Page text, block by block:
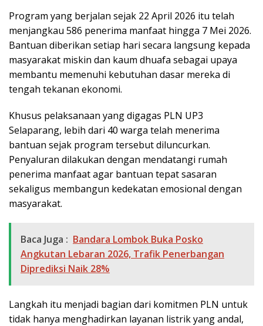
Program yang berjalan sejak 22 April 2026 itu telah
menjangkau 586 penerima manfaat hingga 7 Mei 2026.
Bantuan diberikan setiap hari secara langsung kepada
masyarakat miskin dan kaum dhuafa sebagai upaya
membantu memenuhi kebutuhan dasar mereka di
tengah tekanan ekonomi.
Khusus pelaksanaan yang digagas PLN UP3
Selaparang, lebih dari 40 warga telah menerima
bantuan sejak program tersebut diluncurkan.
Penyaluran dilakukan dengan mendatangi rumah
penerima manfaat agar bantuan tepat sasaran
sekaligus membangun kedekatan emosional dengan
masyarakat.
Baca Juga : Bandara Lombok Buka Posko
Angkutan Lebaran 2026, Trafik Penerbangan
Diprediksi Naik 28%
Langkah itu menjadi bagian dari komitmen PLN untuk
tidak hanya menghadirkan layanan listrik yang andal,